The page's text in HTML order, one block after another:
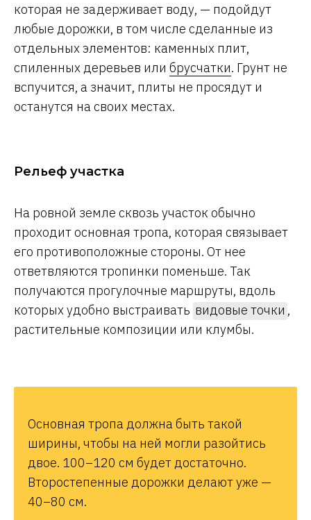
которая не задерживает воду, — подойдут
любые дорожки, в том числе сделанные из
отдельных элементов: каменных плит,
спиленных деревьев или брусчатки. Грунт не
вспучится, а значит, плиты не просядут и
останутся на своих местах.
Рельеф участка
На ровной земле сквозь участок обычно
проходит основная тропа, которая связывает
его противоположные стороны. От нее
ответвляются тропинки поменьше. Так
получаются прогулочные маршруты, вдоль
которых удобно выстраивать видовые точки ,
растительные композиции или клумбы.
Основная тропа должна быть такой
ширины, чтобы на ней могли разойтись
двое. 100–120 см будет достаточно.
Второстепенные дорожки делают уже —
40–80 см.